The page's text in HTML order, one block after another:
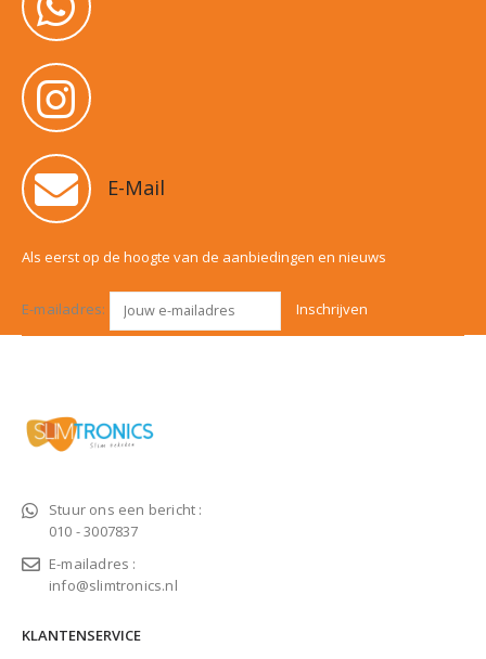
E-Mail
Als eerst op de hoogte van de aanbiedingen en nieuws
E-mailadres:
Stuur ons een bericht :
010 - 3007837
E-mailadres :
info@slimtronics.nl
KLANTENSERVICE